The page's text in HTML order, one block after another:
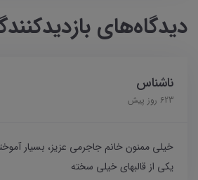
دیدگاه‌های
ناشناس
623 روز پیش
خیلی ممنون خانم جاجرمی عزیز، بسیار
یکی از قالبهای خیلی سخته